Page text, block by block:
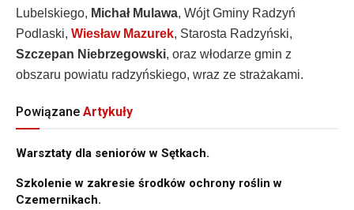
Lubelskiego, Michał Mulawa, Wójt Gminy Radzyń
Podlaski, Wiesław Mazurek, Starosta Radzyński,
Szczepan Niebrzegowski, oraz włodarze gmin z
obszaru powiatu radzyńskiego, wraz ze strażakami.
Powiązane Artykuły
Warsztaty dla seniorów w Sętkach.
Szkolenie w zakresie środków ochrony roślin w
Czemernikach.